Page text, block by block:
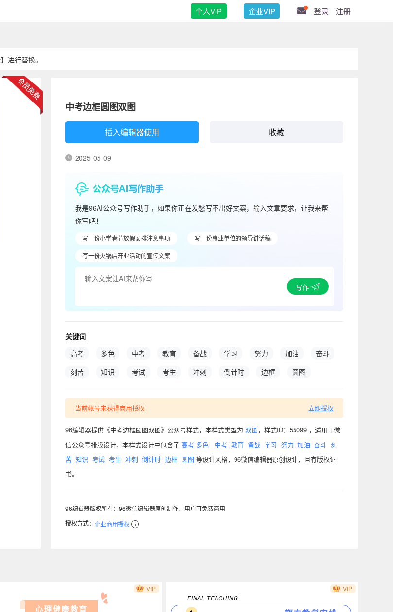
个人VIP 企业VIP 登录 注册
进行替换。
中考边框圆图双图
插入编辑器使用 收藏
2025-05-09
我是96AI公众号写作助手，如果你正在发愁写不出好文案，输入文章要求，让我来帮
你写吧！
写一份小学春节放假安排注意事项 写一份事业单位的领导讲话稿
写一份火锅店开业活动的宣传文案
写作
关键词
高考
多色 中考 教育 备战 学习 努力 加油
奋斗
刻苦
知识 考试 考生 冲刺 倒计时 边框 圆图
当前帐号未获得商用授权 立即授权
96编辑器提供《中考边框圆图双图》公众号样式，本样式类型为 双图，样式ID：55099 ，适用于微
信公众号排版设计，本样式设计中包含了 高考 多色 中考 教育 备战 学习 努力 加油 奋斗 刻
苦 知识 考试 考生 冲刺 倒计时 边框 圆图 等设计风格，96微信编辑器原创设计，且有版权证
书。
96编辑器版权所有：96微信编辑器原创制作，用户可免费商用
授权方式： 企业商用授权
心理健康教育
VIP
FINAL TEACHING
VIP